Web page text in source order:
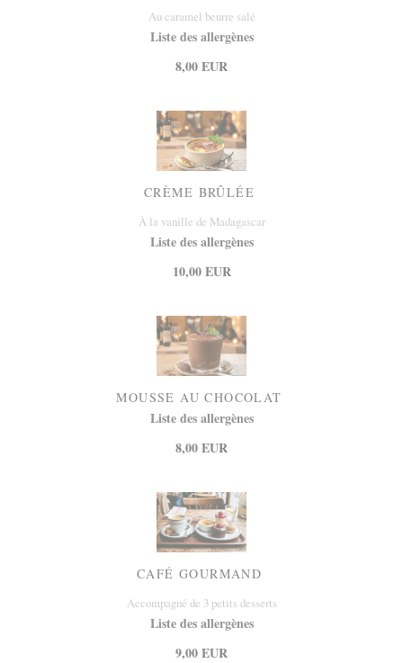
Au caramel beurre salé
Liste des allergènes
8,00 EUR
CRÈME BRÛLÉE
À la vanille de Madagascar
Liste des allergènes
10,00 EUR
MOUSSE AU CHOCOLAT
Liste des allergènes
8,00 EUR
CAFÉ GOURMAND
Accompagné de 3 petits desserts
Liste des allergènes
9,00 EUR